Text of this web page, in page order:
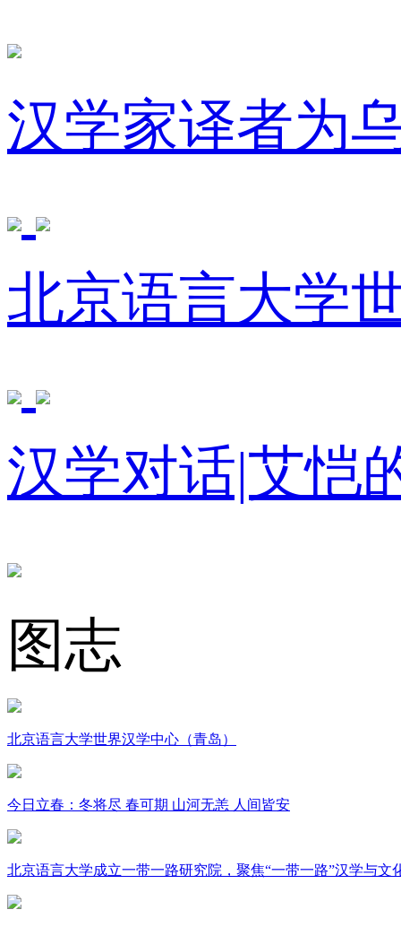
汉学家译者为
北京语言大学
汉学对话|艾恺
图志
北京语言大学世界汉学中心（青岛）
今日立春：冬将尽 春可期 山河无恙 人间皆安
北京语言大学成立一带一路研究院，聚焦“一带一路”汉学与文